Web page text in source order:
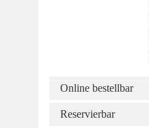
Online bestellbar
Reservierbar